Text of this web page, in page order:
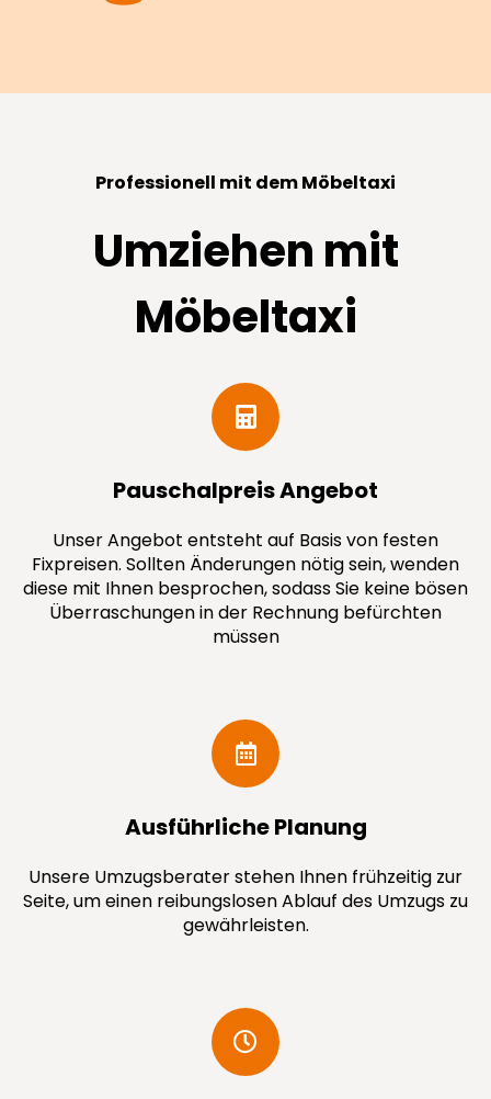
Professionell mit dem Möbeltaxi
Umziehen mit
Möbeltaxi
Pauschal­preis Angebot
Unser Angebot entsteht auf Basis von festen
Fixpreisen. Sollten Änderungen nötig sein, wenden
diese mit Ihnen besprochen, sodass Sie keine bösen
Überraschungen in der Rechnung befürchten
müssen
Ausführ­liche Planung
Unsere Umzugsberater stehen Ihnen frühzeitig zur
Seite, um einen reibungslosen Ablauf des Umzugs zu
gewährleisten.